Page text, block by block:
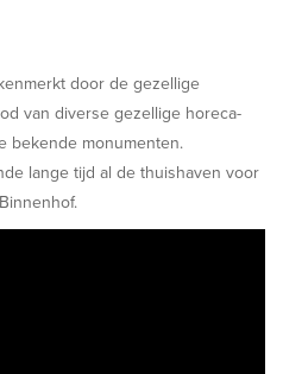
door de gezellige
van diverse gezellige horeca-
bekende monumenten.
lange tijd al de thuishaven voor